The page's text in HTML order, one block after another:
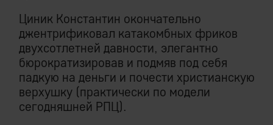
Циник Константин окончательно
джентрификовал катакомбных фриков
двухсотлетней давности, элегантно
бюрократизировав и подмяв под себя
падкую на деньги и почести христианскую
верхушку (практически по модели
сегодняшней РПЦ).